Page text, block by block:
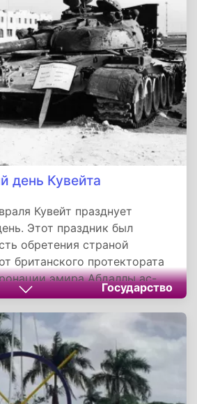
и рыба хорошо ловилась.
в этот день традиционно
блюда.
день Кувейта
Кувейт празднует
Этот праздник был
обретения страной
британского протектората
эмира Абдаллы ас-
Династия ас-Сабахов
уже более 250 лет.
Государство